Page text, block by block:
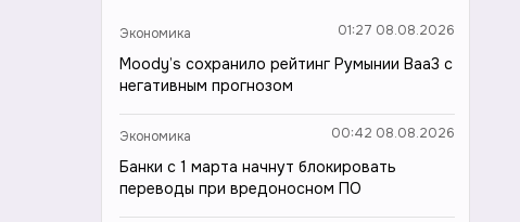
Экономика 01:27 08.08.2026
Moody’s сохранило рейтинг Румынии Baa3 с
негативным прогнозом
Экономика 00:42 08.08.2026
Банки с 1 марта начнут блокировать
переводы при вредоносном ПО